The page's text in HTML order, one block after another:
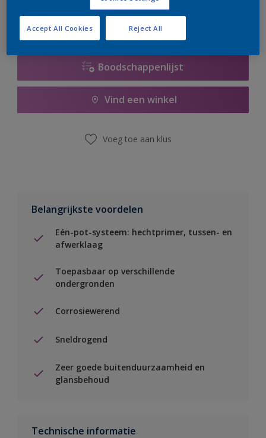
Boodschappenlijst
Vind een winkel
Voeg toe aan klus
Belangrijkste voordelen
Eén-pot-systeem: hechtprimer, tussen- en
afwerklaag
Toepasbaar op verschillende
ondergronden
Corrosiewerend
Sneldrogend
Zeer goede buitenduurzaamheid en
glansbehoud
Technische informatie
Reject All
Accept All Cookies